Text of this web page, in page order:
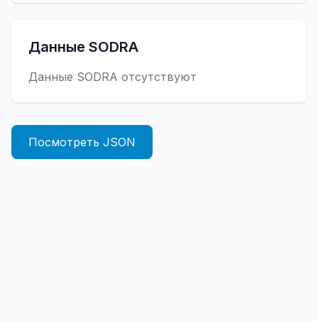
Данные SODRA
Данные SODRA отсутствуют
Посмотреть JSON